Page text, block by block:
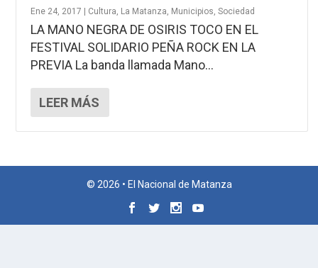
Ene 24, 2017 | Cultura La Matanza Municipios ,Sociedad
LA MANO NEGRA DE OSIRIS TOCO EN EL
FESTIVAL SOLIDARIO PEÑA ROCK EN LA
PREVIA La banda llamada Mano...
LEER MÁS
© 2026 • El Nacional de Matanza